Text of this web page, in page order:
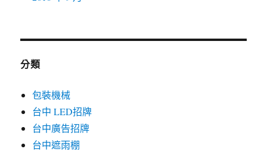
分類
包裝機械
台中 LED招牌
台中廣告招牌
台中遮雨棚